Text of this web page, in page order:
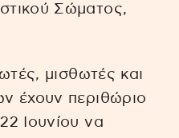
Σώματος,
μισθωτές και
έχουν περιθώριο
Ιουνίου να